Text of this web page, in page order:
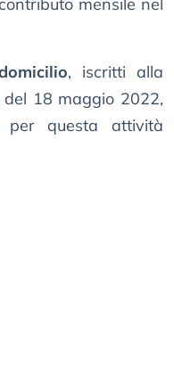
mensile nel
, iscritti alla
18 maggio 2022,
questa attività